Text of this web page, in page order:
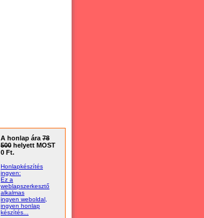
A honlap ára 78
500 helyett MOST
0 Ft.
Honlapkészítés
ingyen:
Ez a
weblapszerkesztő
alkalmas
ingyen weboldal,
ingyen honlap
készítés...